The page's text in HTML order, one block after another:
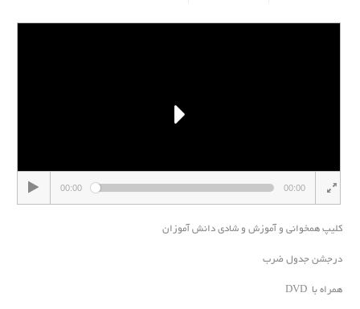
00:00 00:00
کلیپ همخوانی و آموزش و شادی دانش آموزان
درجشن جدول ضرب
همراه با DVD